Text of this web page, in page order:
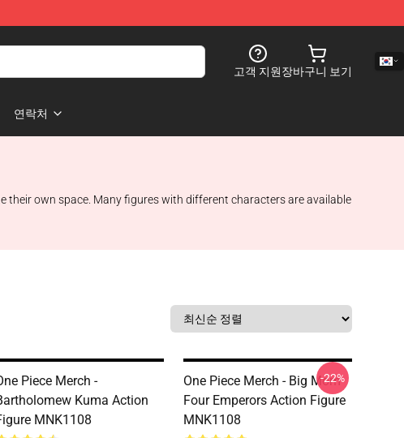
고객 지원장바구니 보기
연락처
their own space. Many figures with different characters are available
Piece Merch -
Kuma Action
MNK1108
One Piece Merch - Big Mom
Four Emperors Action Figure
MNK1108
-22%